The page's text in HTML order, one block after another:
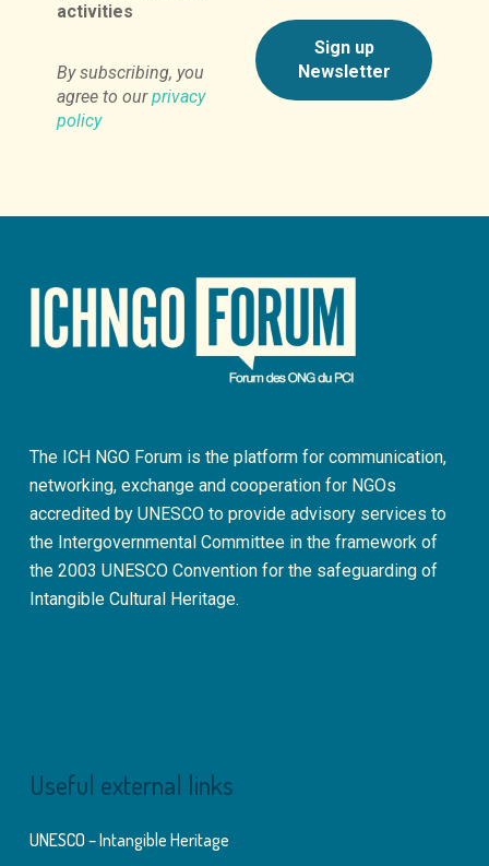
activities
By subscribing, you
agree to ourprivacy
policy
The ICH NGO Forum is the platform for communication,
networking, exchange and cooperation for NGOs
accredited by UNESCO to provide advisory services to
the Intergovernmental Committee in the framework of
the 2003 UNESCO Convention for the safeguarding of
Intangible Cultural Heritage.
Useful external links
UNESCO – Intangible Heritage